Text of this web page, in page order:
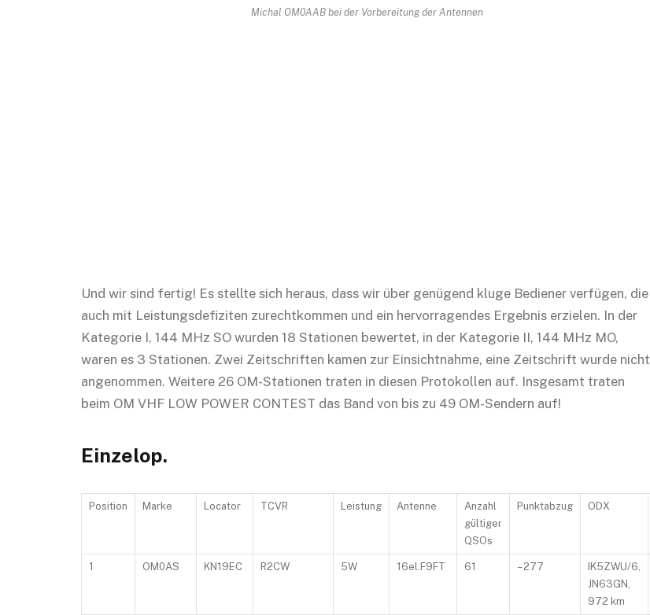
Michal OM0AAB bei der Vorbereitung der Antennen
Und wir sind fertig! Es stellte sich heraus, dass wir über genügend kluge Bediener verfügen, die
auch mit Leistungsdefiziten zurechtkommen und ein hervorragendes Ergebnis erzielen. In der
Kategorie I, 144 MHz SO wurden 18 Stationen bewertet, in der Kategorie II, 144 MHz MO,
waren es 3 Stationen. Zwei Zeitschriften kamen zur Einsichtnahme, eine Zeitschrift wurde nicht
angenommen. Weitere 26 OM-Stationen traten in diesen Protokollen auf. Insgesamt traten
beim OM VHF LOW POWER CONTEST das Band von bis zu 49 OM-Sendern auf!
Einzelop.
Position Marke Locator TCVR Leistung Antenne
Anzahl
gültiger
QSOs
Punktabzug ODX
1 OM0AS KN19EC R2CW 5W 16el.F9FT 61 – 277
IK5ZWU/6,
JN63GN,
972 km